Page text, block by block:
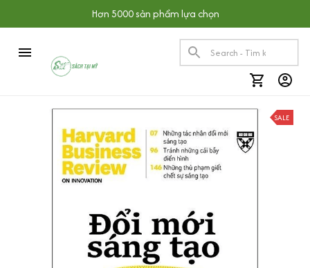
Hơn 5000 sản phẩm lựa chọn
SALE